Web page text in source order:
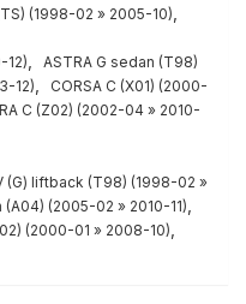
(1998-02 » 2005-10)
12)
ASTRA G sedan (T98)
12)
CORSA C (X01) (2000-
C (Z02) (2002-04 » 2010-
(G) liftback (T98) (1998-02 »
(A04) (2005-02 » 2010-11)
(2000-01 » 2008-10)